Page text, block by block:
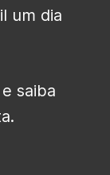
um dia
e saiba